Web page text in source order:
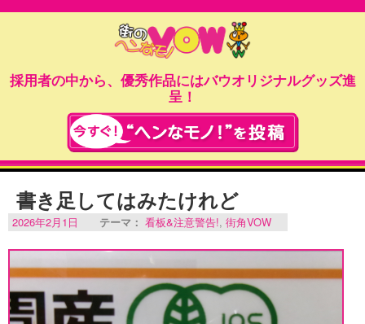
採用者の中から、優秀作品にはバウオリジナルグッズ進
呈！
書き足してはみたけれど
2026年2月1日 テーマ： 看板&注意警告!, 街角VOW